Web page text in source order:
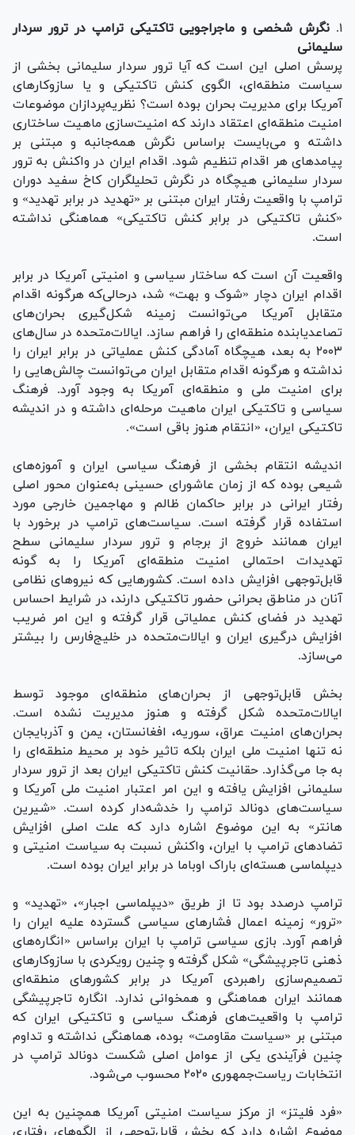
۱. نگرش شخصی و ماجراجویی تاکتیکی ترامپ در ترور سردار
سلیمانی
پرسش اصلی این است که آیا ترور سردار سلیمانی بخشی از
سیاست منطقه‌ای، الگوی کنش تاکتیکی و یا سازوکار‌های
آمریکا برای مدیریت بحران بوده است؟ نظریه‌پردازان موضوعات
امنیت منطقه‌ای اعتقاد دارند که امنیت‌سازی ماهیت ساختاری
داشته و می‌بایست براساس نگرش همه‌جانبه و مبتنی بر
پیامد‌های هر اقدام تنظیم شود. اقدام ایران در واکنش به ترور
سردار سلیمانی هیچگاه در نگرش تحلیلگران کاخ سفید دوران
ترامپ با واقعیت رفتار ایران مبتنی بر «تهدید در برابر تهدید» و
«کنش تاکتیکی در برابر کنش تاکتیکی» هماهنگی نداشته
است.
واقعیت آن است که ساختار سیاسی و امنیتی آمریکا در برابر
اقدام ایران دچار «شوک و بهت» شد، در‌حالی‌که هرگونه اقدام
متقابل آمریکا می‌توانست زمینه شکل‌گیری بحران‌های
تصاعدیابنده منطقه‌ای را فراهم سازد. ایالات‌متحده در سال‌های
۲۰۰۳ به بعد، هیچگاه آمادگی کنش عملیاتی در برابر ایران را
نداشته و هرگونه اقدام متقابل ایران می‌توانست چالش‌هایی را
برای امنیت ملی و منطقه‌ای آمریکا به وجود آورد. فرهنگ
سیاسی و تاکتیکی ایران ماهیت مرحله‌ای داشته و در اندیشه
تاکتیکی ایران، «انتقام هنوز باقی است».
اندیشه انتقام بخشی از فرهنگ سیاسی ایران و آموزه‌های
شیعی بوده که از زمان عاشورای حسینی به‌عنوان محور اصلی
رفتار ایرانی در برابر حاکمان ظالم و مهاجمین خارجی مورد
استفاده قرار گرفته است. سیاست‌های ترامپ در برخورد با
ایران همانند خروج از برجام و ترور سردار سلیمانی سطح
تهدیدات احتمالی امنیت منطقه‌ای آمریکا را به گونه
قابل‌توجهی افزایش داده است. کشور‌هایی که نیرو‌های نظامی
آنان در مناطق بحرانی حضور تاکتیکی دارند، در شرایط احساس
تهدید در فضای کنش عملیاتی قرار گرفته و این امر ضریب
افزایش درگیری ایران و ایالات‌متحده در خلیج‌فارس را بیشتر
می‌سازد.
بخش قابل‌توجهی از بحران‌های منطقه‌ای موجود توسط
ایالات‌متحده شکل گرفته و هنوز مدیریت نشده است.
بحران‌های امنیت عراق، سوریه، افغانستان، یمن و آذربایجان
نه تنها امنیت ملی ایران بلکه تاثیر خود بر محیط منطقه‌ای را
به جا می‌گذارد. حقانیت کنش تاکتیکی ایران بعد از ترور سردار
سلیمانی افزایش یافته و این امر اعتبار امنیت ملی آمریکا و
سیاست‌های دونالد ترامپ را خدشه‌دار کرده است. «شیرین
هانتر» به این موضوع اشاره دارد که علت اصلی افزایش
تضاد‌های ترامپ با ایران، واکنش نسبت به سیاست امنیتی و
دیپلماسی هسته‌ای باراک اوباما در برابر ایران بوده است.
ترامپ درصدد بود تا از طریق «دیپلماسی اجبار»، «تهدید» و
«ترور» زمینه اعمال فشار‌های سیاسی گسترده علیه ایران را
فراهم آورد. بازی سیاسی ترامپ با ایران براساس «انگاره‌های
ذهنی تاجرپیشگی» شکل گرفته و چنین رویکردی با سازوکار‌های
تصمیم‌سازی راهبردی آمریکا در برابر کشور‌های منطقه‌ای
همانند ایران هماهنگی و همخوانی ندارد. انگاره تاجرپیشگی
ترامپ با واقعیت‌های فرهنگ سیاسی و تاکتیکی ایران که
مبتنی بر «سیاست مقاومت» بوده، هماهنگی نداشته و تداوم
چنین فرآیندی یکی از عوامل اصلی شکست دونالد ترامپ در
انتخابات ریاست‌جمهوری ۲۰۲۰ محسوب می‌شود.
«فرد فلیتز» از مرکز سیاست امنیتی آمریکا همچنین به این
موضوع اشاره دارد که بخش قابل‌توجهی از الگو‌های رفتاری